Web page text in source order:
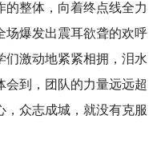
的整体，向着终点线全力
场爆发出震耳欲聋的欢呼
们激动地紧紧相拥，泪水
会到，团队的力量远远超
，众志成城，就没有克服